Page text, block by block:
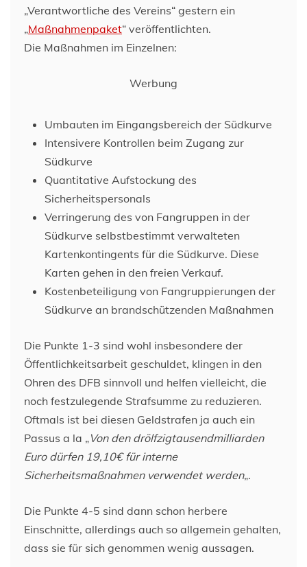
„Verantwortliche des Vereins“ gestern ein
„Maßnahmenpaket“ veröffentlichten.
Die Maßnahmen im Einzelnen:
Werbung
Umbauten im Eingangsbereich der Südkurve
Intensivere Kontrollen beim Zugang zur
Südkurve
Quantitative Aufstockung des
Sicherheitspersonals
Verringerung des von Fangruppen in der
Südkurve selbstbestimmt verwalteten
Kartenkontingents für die Südkurve. Diese
Karten gehen in den freien Verkauf.
Kostenbeteiligung von Fangruppierungen der
Südkurve an brandschützenden Maßnahmen
Die Punkte 1-3 sind wohl insbesondere der
Öffentlichkeitsarbeit geschuldet, klingen in den
Ohren des DFB sinnvoll und helfen vielleicht, die
noch festzulegende Strafsumme zu reduzieren.
Oftmals ist bei diesen Geldstrafen ja auch ein
Passus a la „Von den drölfzigtausendmilliarden
Euro dürfen 19,10€ für interne
Sicherheitsmaßnahmen verwendet werden„.
Die Punkte 4-5 sind dann schon herbere
Einschnitte, allerdings auch so allgemein gehalten,
dass sie für sich genommen wenig aussagen.